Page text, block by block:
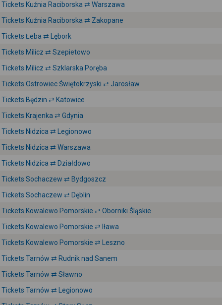
Tickets Kuźnia Raciborska ⇄ Warszawa
Tickets Kuźnia Raciborska ⇄ Zakopane
Tickets Łeba ⇄ Lębork
Tickets Milicz ⇄ Szepietowo
Tickets Milicz ⇄ Szklarska Poręba
Tickets Ostrowiec Świętokrzyski ⇄ Jarosław
Tickets Będzin ⇄ Katowice
Tickets Krajenka ⇄ Gdynia
Tickets Nidzica ⇄ Legionowo
Tickets Nidzica ⇄ Warszawa
Tickets Nidzica ⇄ Działdowo
Tickets Sochaczew ⇄ Bydgoszcz
Tickets Sochaczew ⇄ Dęblin
Tickets Kowalewo Pomorskie ⇄ Oborniki Śląskie
Tickets Kowalewo Pomorskie ⇄ Iława
Tickets Kowalewo Pomorskie ⇄ Leszno
Tickets Tarnów ⇄ Rudnik nad Sanem
Tickets Tarnów ⇄ Sławno
Tickets Tarnów ⇄ Legionowo